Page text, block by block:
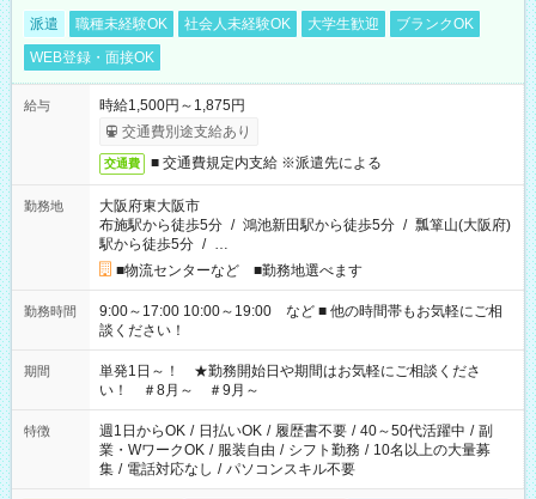
派遣 職種未経験OK 社会人未経験OK 大学生歓迎
ブランクOK
WEB登録・面接OK
給与
時給1,500円～1,875円
交通費別途支給あり
交通費 ■ 交通費規定内支給 ※派遣先による
勤務地
大阪府東大阪市
布施駅から徒歩5分 / 鴻池新田駅から徒歩5分 / 瓢箪山(大阪府)
駅から徒歩5分 / …
■物流センターなど ■勤務地選べます
勤務時間
9:00～17:00 10:00～19:00 など ■ 他の時間帯もお気軽にご相
談ください！
期間
単発1日～！ ★勤務開始日や期間はお気軽にご相談くださ
い！ ＃8月～ ＃9月～
特徴 週1日からOK / 日払いOK / 履歴書不要 / 40～50代活躍中 / 副
業・WワークOK / 服装自由 / シフト勤務 / 10名以上の大量募
集 / 電話対応なし / パソコンスキル不要